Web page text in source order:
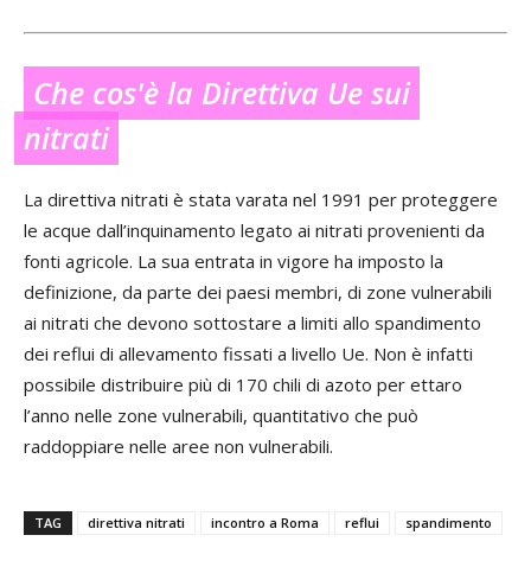
Che cos'è la Direttiva Ue sui
nitrati
La direttiva nitrati è stata varata nel 1991 per proteggere
le acque dall’inquinamento legato ai nitrati provenienti da
fonti agricole. La sua entrata in vigore ha imposto la
definizione, da parte dei paesi membri, di zone vulnerabili
ai nitrati che devono sottostare a limiti allo spandimento
dei reflui di allevamento fissati a livello Ue. Non è infatti
possibile distribuire più di 170 chili di azoto per ettaro
l’anno nelle zone vulnerabili, quantitativo che può
raddoppiare nelle aree non vulnerabili.
TAG direttiva nitrati incontro a Roma reflui spandimento